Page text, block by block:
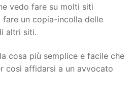
vedo fare su molti siti
fare un copia-incolla delle
altri siti.
cosa più semplice e facile che
così affidarsi a un avvocato